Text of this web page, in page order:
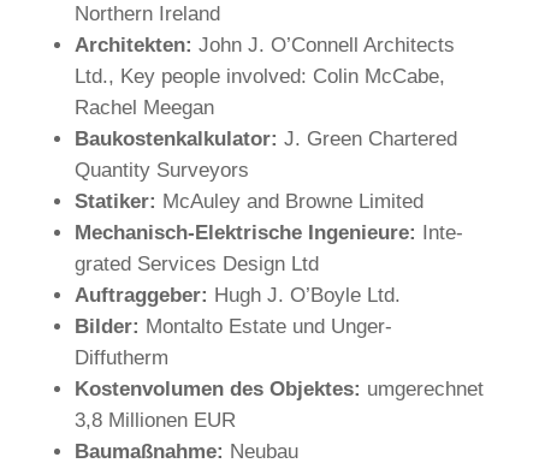
Nor­t­hern Ireland
Archi­tekten: John J. O’Connell Archi­tects
Ltd., Key people involved: Colin McCabe,
Rachel Meegan
Bau­kos­ten­kal­ku­lator: J. Green Char­tered
Quan­tity Surveyors
Sta­tiker: McAuley and Browne Limited
Mecha­nisch-Elek­tri­sche Inge­nieure: Inte­
grated Ser­vices Design Ltd
Auf­trag­geber: Hugh J. O’Boyle Ltd.
Bilder: Mon­talto Estate und Unger-
Diffutherm
Kos­ten­vo­lumen des Objektes: umge­rechnet
3,8 Mil­lionen EUR
Bau­maß­nahme: Neubau